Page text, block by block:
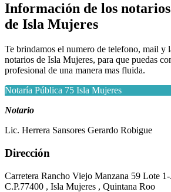
Información de los
de Isla Mujeres
Te brindamos el numero de telefono, mail y
notarios de Isla Mujeres, para que puedas
profesional de una manera mas fluida.
Notaría Pública 75 Isla Mujeres
Notario
Lic. Herrera Sansores Gerardo Robigue
Dirección
Carretera Rancho Viejo Manzana 59 Lote
C.P.77400 , Isla Mujeres , Quintana Roo